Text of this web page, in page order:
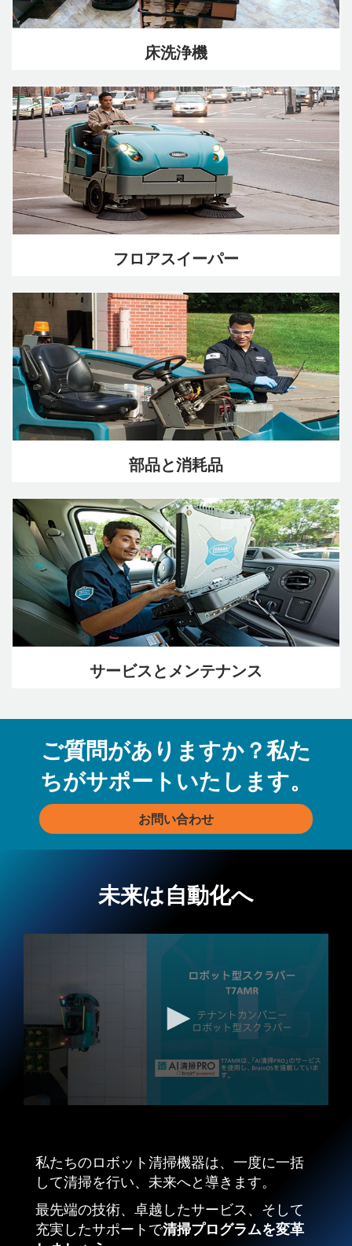
床洗浄機
フロアスイーパー
部品と消耗品
サービスとメンテナンス
ご質問がありますか？私た
ちがサポートいたします。
お問い合わせ
未来は自動化へ
minute,
seconds
私たちのロボット清掃機器は、一度に一括
して清掃を行い、未来へと導きます。
最先端の技術、卓越したサービス、そして
充実したサポートで清掃プログラムを変革